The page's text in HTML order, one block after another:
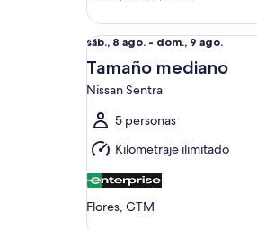
Del
sáb.,
8
ago.
al
dom.,
9
ago.
sáb., 8 ago. - dom., 9 ago.
Tamaño mediano
Nissan Sentra
5 personas
Kilometraje ilimitado
Flores, GTM
Tamaño mediano Nissan